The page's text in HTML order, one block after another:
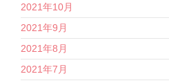
2021年10月
2021年9月
2021年8月
2021年7月